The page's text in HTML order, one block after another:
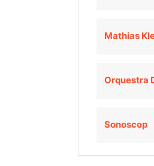
Mathias
Orquestra
Sonoscop